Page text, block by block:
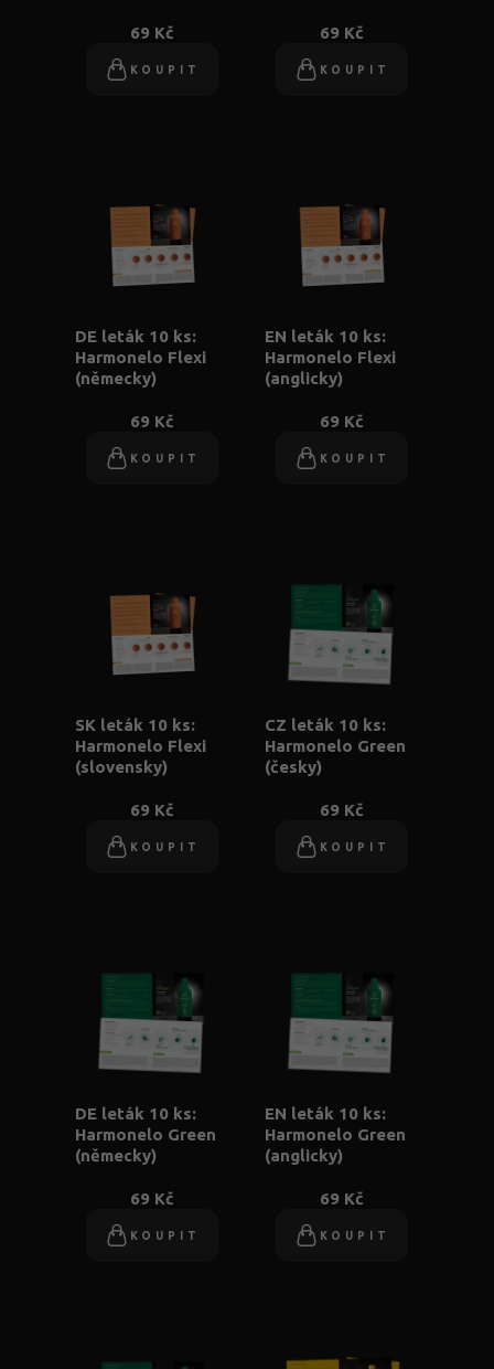
69 Kč
KOUPIT
69 Kč
KOUPIT
DE leták 10 ks:
Harmonelo Flexi
(německy)
69 Kč
KOUPIT
EN leták 10 ks:
Harmonelo Flexi
(anglicky)
69 Kč
KOUPIT
SK leták 10 ks:
Harmonelo Flexi
(slovensky)
69 Kč
KOUPIT
CZ leták 10 ks:
Harmonelo Green
(česky)
69 Kč
KOUPIT
DE leták 10 ks:
Harmonelo Green
(německy)
69 Kč
KOUPIT
EN leták 10 ks:
Harmonelo Green
(anglicky)
69 Kč
KOUPIT